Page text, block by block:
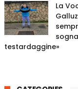
La
testardaggine»